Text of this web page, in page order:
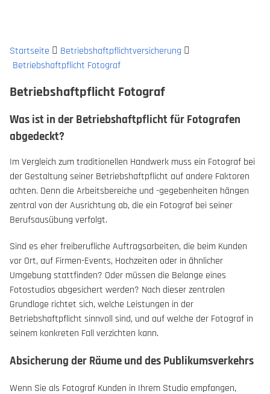
Startseite
Betriebshaftpflichtversicherung
Betriebshaftpflicht Fotograf
Betriebshaftpflicht Fotograf
Was ist in der Betriebshaftpflicht für Fotografen
abgedeckt?
Im Vergleich zum traditionellen Handwerk muss ein Fotograf bei
der Gestaltung seiner Betriebshaftpflicht auf andere Faktoren
achten. Denn die Arbeitsbereiche und -gegebenheiten hängen
zentral von der Ausrichtung ab, die ein Fotograf bei seiner
Berufsausübung verfolgt.
Sind es eher freiberufliche Auftragsarbeiten, die beim Kunden
vor Ort, auf Firmen-Events, Hochzeiten oder in ähnlicher
Umgebung stattfinden? Oder müssen die Belange eines
Fotostudios abgesichert werden? Nach dieser zentralen
Grundlage richtet sich, welche Leistungen in der
Betriebshaftpflicht sinnvoll sind, und auf welche der Fotograf in
seinem konkreten Fall verzichten kann.
Absicherung der Räume und des Publikumsverkehrs
Wenn Sie als Fotograf Kunden in Ihrem Studio empfangen,